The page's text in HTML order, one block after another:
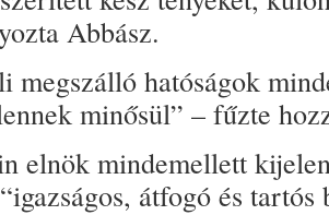
Abbász.
megszálló hatóságok
minősül” – fűzte
elnök mindemellett
átfogó és